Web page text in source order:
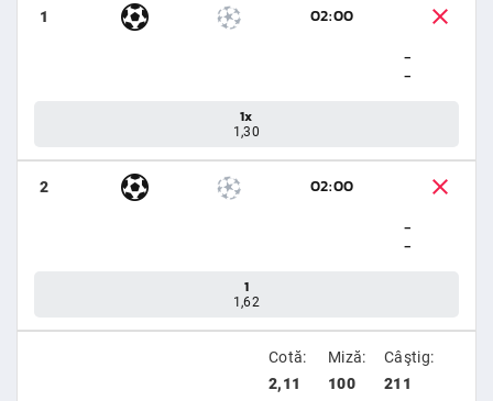
1
02:00
-
-
1x
1,30
2
02:00
-
-
1
1,62
Cotă:
2,11
Miză:
100
Câştig:
211